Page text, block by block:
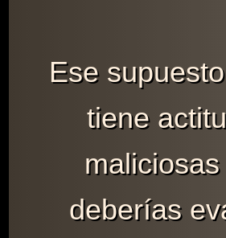
Ese
tiene
deberías